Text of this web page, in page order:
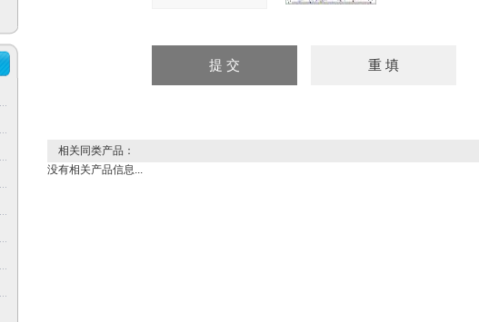
相关同类产品：
没有相关产品信息...